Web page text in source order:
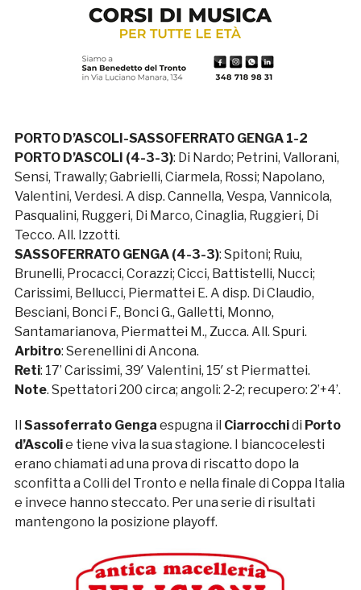
PORTO D’ASCOLI-SASSOFERRATO GENGA 1-2
PORTO D’ASCOLI (4-3-3): Di Nardo; Petrini, Vallorani,
Sensi, Trawally; Gabrielli, Ciarmela, Rossi; Napolano,
Valentini, Verdesi. A disp. Cannella, Vespa, Vannicola,
Pasqualini, Ruggeri, Di Marco, Cinaglia, Ruggieri, Di
Tecco. All. Izzotti.
SASSOFERRATO GENGA (4-3-3): Spitoni; Ruiu,
Brunelli, Procacci, Corazzi; Cicci, Battistelli, Nucci;
Carissimi, Bellucci, Piermattei E. A disp. Di Claudio,
Besciani, Bonci F., Bonci G., Galletti, Monno,
Santamarianova, Piermattei M., Zucca. All. Spuri.
Arbitro: Serenellini di Ancona.
Reti: 17’ Carissimi, 39′ Valentini, 15′ st Piermattei.
Note. Spettatori 200 circa; angoli: 2-2; recupero: 2’+4’.
Sassoferrato Genga espugna il Ciarrocchidi Porto
d’Ascolie tiene viva la sua stagione. I biancocelesti
erano chiamati ad una prova di riscatto dopo la
sconfitta a Colli del Tronto e nella finale di Coppa Italia
e invece hanno steccato. Per una serie di risultati
mantengono la posizione playoff.